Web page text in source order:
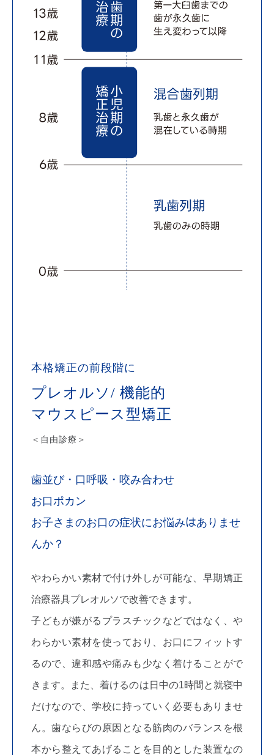
本格矯正の前段階に
プレオルソ/ 機能的
マウスピース型矯正
＜自由診療＞
歯並び・口呼吸・咬み合わせ
お口ポカン
お子さまのお口の症状にお悩みはありませ
んか？
やわらかい素材で付け外しが可能な、早期矯正
治療器具プレオルソで改善できます。
子どもが嫌がるプラスチックなどではなく、や
わらかい素材を使っており、お口にフィットす
るので、違和感や痛みも少なく着けることがで
きます。また、着けるのは日中の1時間と就寝中
だけなので、学校に持っていく必要もありませ
ん。歯ならびの原因となる筋肉のバランスを根
本から整えてあげることを目的とした装置なの